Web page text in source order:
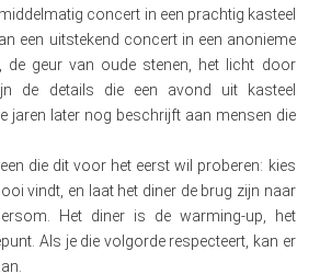
concert in een prachtig kasteel
een uitstekend concert in een anonieme
de geur van oude stenen, het licht door
de details die een avond uit kasteel
jaren later nog beschrijft aan mensen die
die dit voor het eerst wil proberen: kies
vindt, en laat het diner de brug zijn naar
Het diner is de warming-up, het
Als je die volgorde respecteert, kan er